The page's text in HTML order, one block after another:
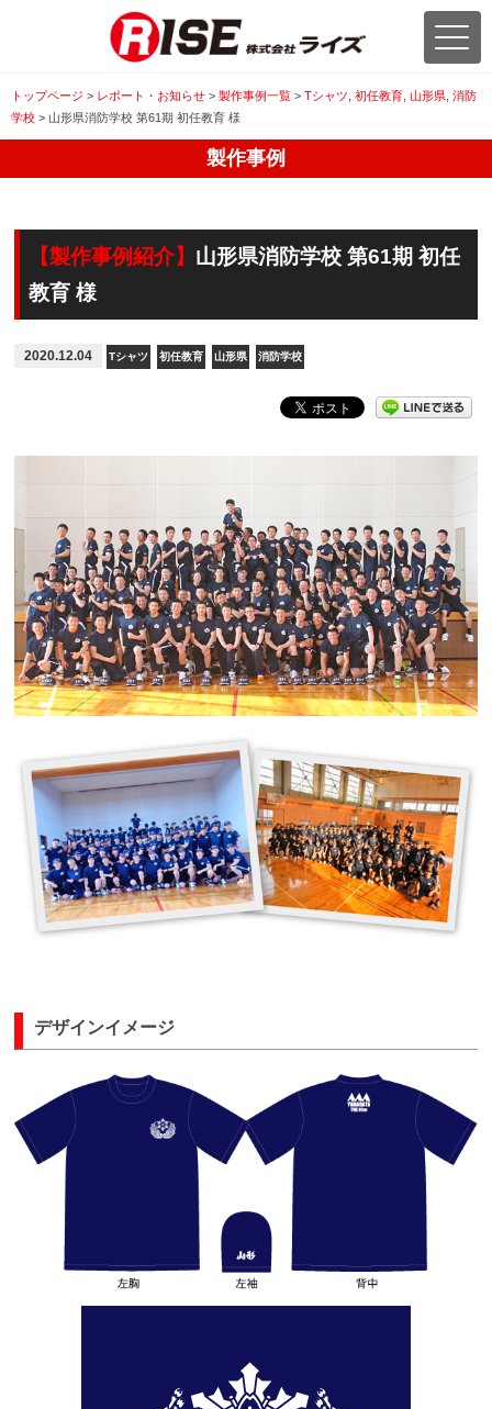
トップページ > レポート・お知らせ > 製作事例一覧 > Tシャツ 初任教育 山形県 消防
学校 > 山形県消防学校 第61期 初任教育 様
製作事例
【製作事例紹介】 山形県消防学校 第61期 初任
教育 様
2020.12.04 Tシャツ 初任教育 山形県 消防学校
デザインイメージ